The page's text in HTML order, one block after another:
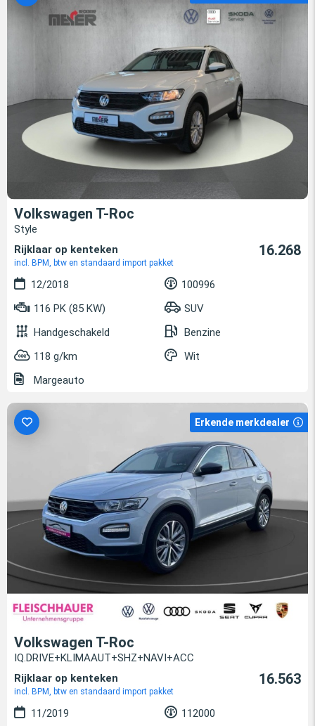
Volkswagen T-Roc
Style
Rijklaar op kenteken
incl. BPM, btw en standaard import pakket
16.268
12/2018
100996
116 PK (85 KW)
SUV
Handgeschakeld
Benzine
118 g/km
Wit
Margeauto
Erkende merkdealer
Volkswagen T-Roc
IQ.DRIVE+KLIMAAUT+SHZ+NAVI+ACC
Rijklaar op kenteken
incl. BPM, btw en standaard import pakket
16.563
11/2019
112000